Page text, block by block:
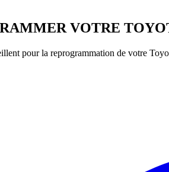
VOTRE
pour la reprogrammation de votre